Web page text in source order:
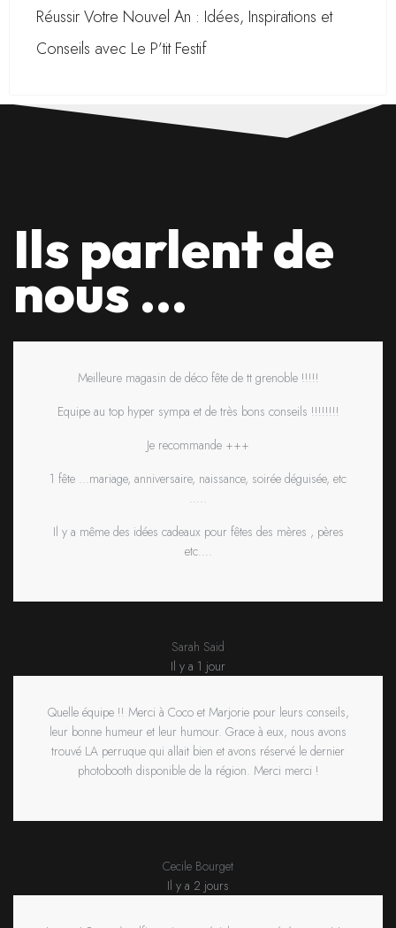
Réussir Votre Nouvel An : Idées, Inspirations et
Conseils avec Le P’tit Festif
Ils parlent de
nous ...
Meilleure magasin de déco fête de tt grenoble !!!!!
Equipe au top hyper sympa et de très bons conseils !!!!!!!!
Je recommande +++
1 fête ...mariage, anniversaire, naissance, soirée déguisée, etc
.....
Il y a même des idées cadeaux pour fêtes des mères , pères
etc....
Sarah Said
Il y a 1 jour
Quelle équipe !! Merci à Coco et Marjorie pour leurs conseils,
leur bonne humeur et leur humour. Grace à eux, nous avons
trouvé LA perruque qui allait bien et avons réservé le dernier
photobooth disponible de la région. Merci merci !
Cecile Bourget
Il y a 2 jours